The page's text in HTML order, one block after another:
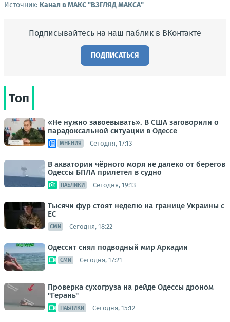
Источник: Канал в МАКС "ВЗГЛЯД МАКСА"
Подписывайтесь на наш паблик в ВКонтакте
ПОДПИСАТЬСЯ
Топ
«Не нужно завоевывать». В США заговорили о
парадоксальной ситуации в Одессе
МНЕНИЯ Сегодня, 17:13
В акватории чёрного моря не далеко от берегов
Одессы БПЛА прилетел в судно
ПАБЛИКИ Сегодня, 19:13
Тысячи фур стоят неделю на границе Украины с
ЕС
СМИ Сегодня, 18:22
Одессит снял подводный мир Аркадии
СМИ Сегодня, 17:21
Проверка сухогруза на рейде Одессы дроном
"Герань"
ПАБЛИКИ Сегодня, 15:12